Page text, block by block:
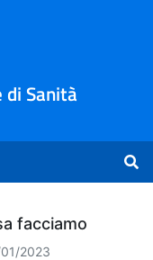
Sanità
facciamo
2023